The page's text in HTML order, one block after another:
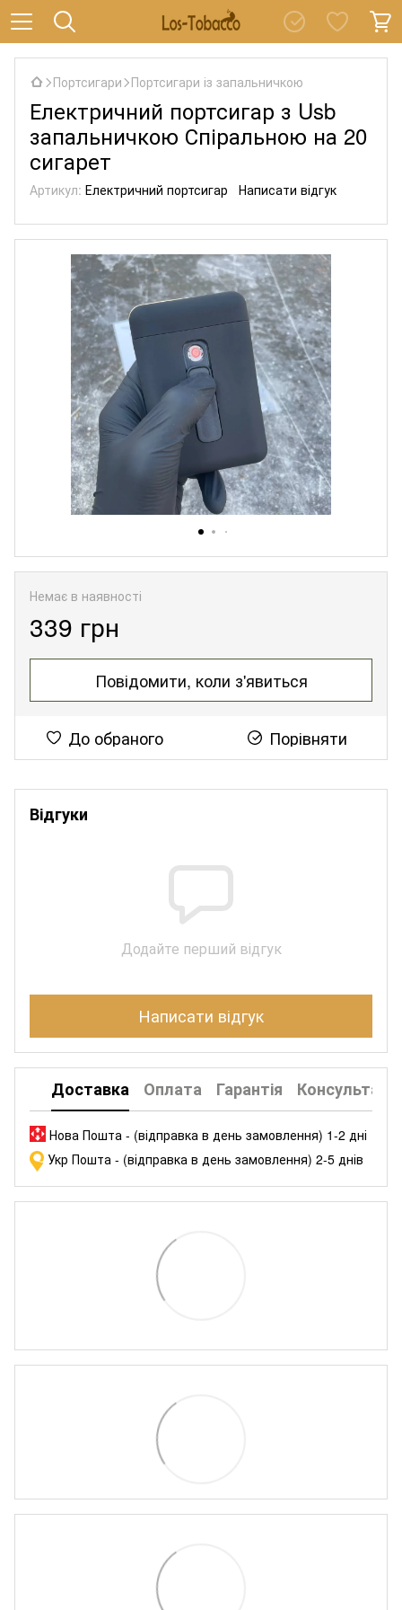
Портсигари Портсигари із запальничкою
Електричний портсигар з Usb
запальничкою Спіральною на 20
сигарет
Артикул: Електричний портсигар Написати відгук
Немає в наявності
339 грн
Повідомити, коли з'явиться
До обраного Порівняти
Відгуки
Додайте перший відгук
Написати відгук
Доставка Оплата Гарантія Консультація
Нова Пошта - (відправка в день замовлення) 1-2 дні
Укр Пошта - (відправка в день замовлення) 2-5 днів